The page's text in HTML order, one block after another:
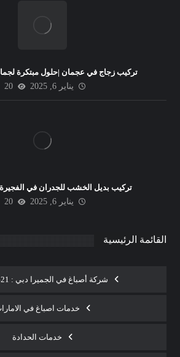
تركيب زجاج في عجمان |حلول مبتكرة
يناير 6, 2025
20
تركيب بديل الخشب للجدران في الفجيرة
يناير 6, 2025
20
القائمة الرئيسية
شركة أصباغ في الجميرا دبي : 0565930521
خدمات اصباغ في
خدمات الحدادة